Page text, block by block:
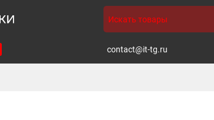
contact@it-tg.ru